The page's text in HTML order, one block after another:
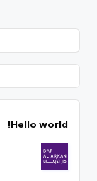
Hello world!